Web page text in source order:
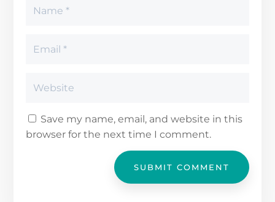
Save my name, email, and website in this
browser for the next time I comment.
SUBMIT COMMENT